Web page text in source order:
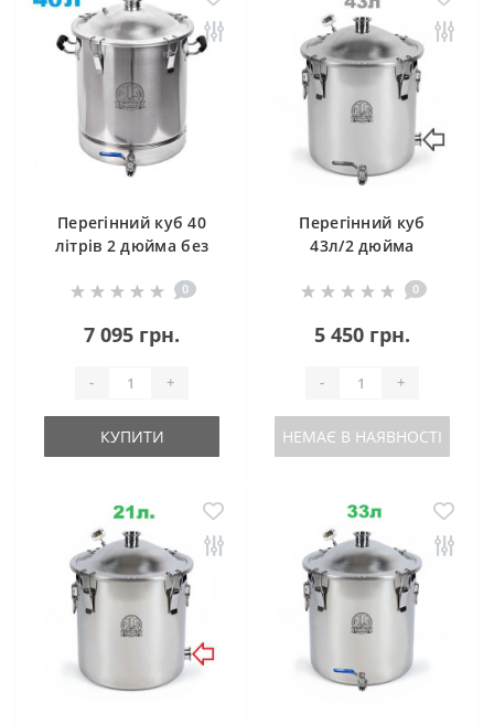
Перегінний куб 40
літрів 2 дюйма без
0
7 095 грн.
- +
КУПИТИ
Перегінний куб
43л/2 дюйма
клампом під тен)
0
5 450 грн.
- +
НЕМАЄ В НАЯВНОСТІ